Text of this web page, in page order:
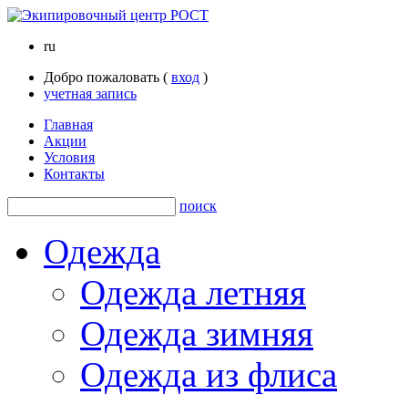
ru
Добро пожаловать ( вход )
учетная запись
Главная
Акции
Условия
Контакты
поиск
Одежда
Одежда летняя
Одежда зимняя
Одежда из флиса